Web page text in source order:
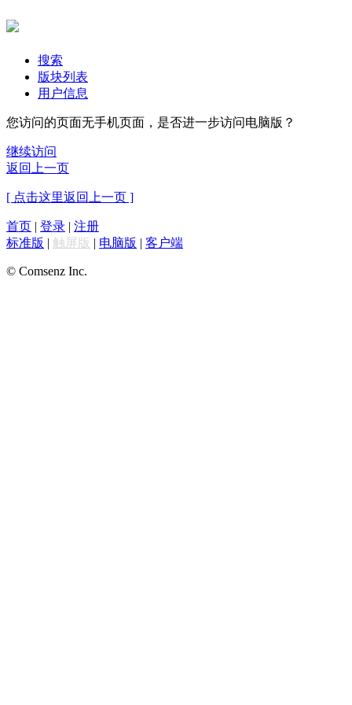
搜索
版块列表
用户信息
您访问的页面无手机页面，是否进一步访问电脑版？
继续访问
返回上一页
[ 点击这里返回上一页 ]
首页 | 登录 | 注册
标准版 | 触屏版 | 电脑版 | 客户端
© Comsenz Inc.